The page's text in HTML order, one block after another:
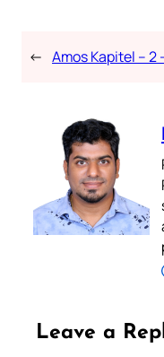
← Amos Kapitel – 2
Follow
Leave a